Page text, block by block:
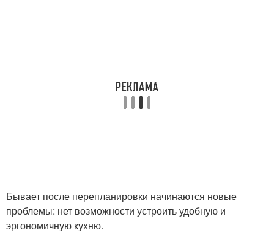
Бывает после перепланировки начинаются новые
проблемы: нет возможности устроить удобную и
эргономичную кухню.